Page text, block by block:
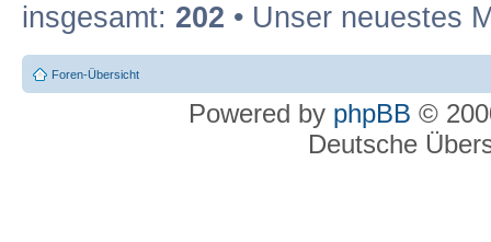
insgesamt: 202 • Unser neuestes
Foren-Übersicht
Powered by phpBB ©
Deutsche